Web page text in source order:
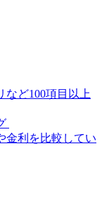
など100項目以上
金利を比較してい